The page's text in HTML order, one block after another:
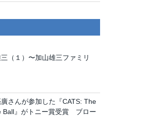
（１）〜加山雄三ファミリ
さんが参加した『CATS: The
Ball』がトニー賞受賞 ブロー